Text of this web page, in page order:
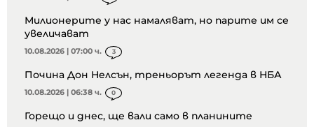
Милионерите у нас намаляват, но парите им се
увеличават
10.08.2026 | 07:00 ч. 3
Почина Дон Нелсън, треньорът легенда в НБА
10.08.2026 | 06:38 ч. 0
Горещо и днес, ще вали само в планините